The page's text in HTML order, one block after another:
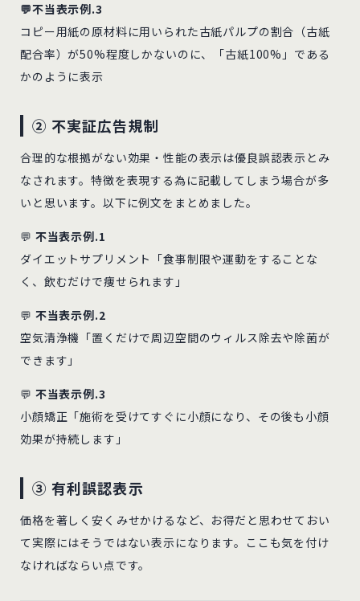
💬不当表示例.3
コピー用紙の原材料に用いられた古紙パルプの割合（古紙
配合率）が50%程度しかないのに、「古紙100%」である
かのように表示
② 不実証広告規制
合理的な根拠がない効果・性能の表示は優良誤認表示とみ
なされます。特徴を表現する為に記載してしまう場合が多
いと思います。以下に例文をまとめました。
💬 不当表示例.1
ダイエットサプリメント「食事制限や運動をすることな
く、飲むだけで痩せられます」
💬 不当表示例.2
空気清浄機「置くだけで周辺空間のウィルス除去や除菌が
できます」
💬 不当表示例.3
小顔矯正「施術を受けてすぐに小顔になり、その後も小顔
効果が持続します」
③ 有利誤認表示
価格を著しく安くみせかけるなど、お得だと思わせておい
て実際にはそうではない表示になります。ここも気を付け
なければならい点です。